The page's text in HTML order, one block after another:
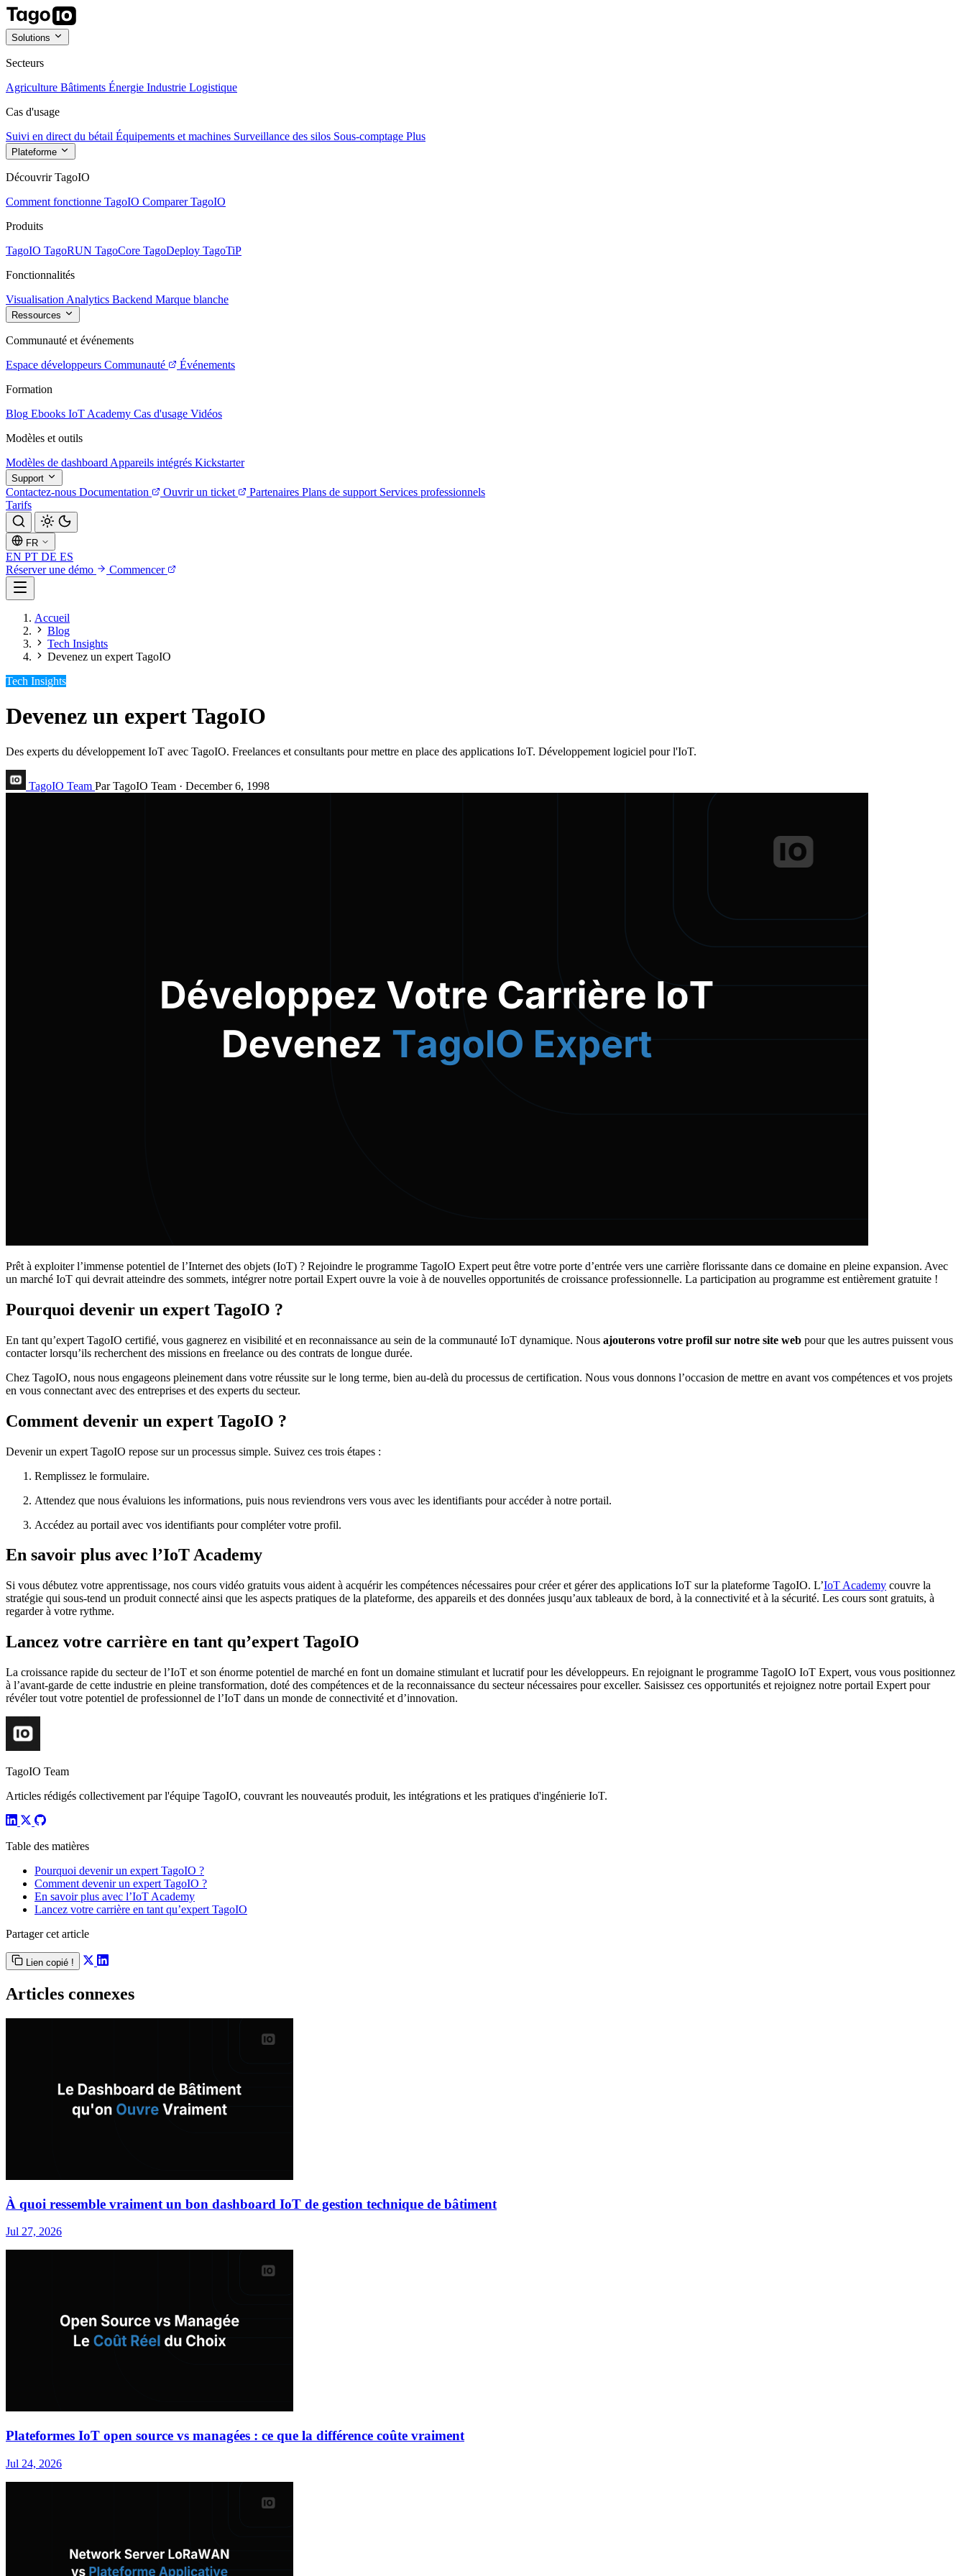
Solutions
Secteurs
Agriculture Bâtiments Énergie Industrie Logistique
Cas d'usage
Suivi en direct du bétail Équipements et machines Surveillance des silos Sous-comptage Plus
Plateforme
Découvrir TagoIO
Comment fonctionne TagoIO Comparer TagoIO
Produits
TagoIO TagoRUN TagoCore TagoDeploy TagoTiP
Fonctionnalités
Visualisation Analytics Backend Marque blanche
Ressources
Communauté et événements
Espace développeurs Communauté
Événements
Formation
Blog Ebooks IoT Academy Cas d'usage Vidéos
Modèles et outils
Modèles de dashboard Appareils intégrés Kickstarter
Support
Contactez-nous Documentation Ouvrir un ticket Partenaires Plans de support Services professionnels
Tarifs
FR
EN PT DE ES
Réserver une démo
Commencer
Accueil
Blog
Tech Insights
Devenez un expert TagoIO
Tech Insights
Devenez un expert TagoIO
Des experts du développement IoT avec TagoIO. Freelances et consultants pour mettre en place des applications IoT. Développement logiciel pour l'IoT.
TagoIO Team Par TagoIO Team · December 6, 1998
Prêt à exploiter l’immense potentiel de l’Internet des objets (IoT) ? Rejoindre le programme TagoIO Expert peut être votre porte d’entrée vers une carrière florissante dans ce domaine en pleine expansion. Avec
un marché IoT qui devrait atteindre des sommets, intégrer notre portail Expert ouvre la voie à de nouvelles opportunités de croissance professionnelle. La participation au programme est entièrement gratuite !
Pourquoi devenir un expert TagoIO ?
En tant qu’expert TagoIO certifié, vous gagnerez en visibilité et en reconnaissance au sein de la communauté IoT dynamique. Nous ajouterons votre profil sur notre site web pour que les autres puissent vous
contacter lorsqu’ils recherchent des missions en freelance ou des contrats de longue durée.
Chez TagoIO, nous nous engageons pleinement dans votre réussite sur le long terme, bien au-delà du processus de certification. Nous vous donnons l’occasion de mettre en avant vos compétences et vos projets
en vous connectant avec des entreprises et des experts du secteur.
Comment devenir un expert TagoIO ?
Devenir un expert TagoIO repose sur un processus simple. Suivez ces trois étapes :
Remplissez le formulaire.
Attendez que nous évaluions les informations, puis nous reviendrons vers vous avec les identifiants pour accéder à notre portail.
Accédez au portail avec vos identifiants pour compléter votre profil.
En savoir plus avec l’IoT Academy
Si vous débutez votre apprentissage, nos cours vidéo gratuits vous aident à acquérir les compétences nécessaires pour créer et gérer des applications IoT sur la plateforme TagoIO. L’IoT Academy couvre la
stratégie qui sous-tend un produit connecté ainsi que les aspects pratiques de la plateforme, des appareils et des données jusqu’aux tableaux de bord, à la connectivité et à la sécurité. Les cours sont gratuits, à
regarder à votre rythme.
Lancez votre carrière en tant qu’expert TagoIO
La croissance rapide du secteur de l’IoT et son énorme potentiel de marché en font un domaine stimulant et lucratif pour les développeurs. En rejoignant le programme TagoIO IoT Expert, vous vous positionnez
à l’avant-garde de cette industrie en pleine transformation, doté des compétences et de la reconnaissance du secteur nécessaires pour exceller. Saisissez ces opportunités et rejoignez notre portail Expert pour
révéler tout votre potentiel de professionnel de l’IoT dans un monde de connectivité et d’innovation.
TagoIO Team
Articles rédigés collectivement par l'équipe TagoIO, couvrant les nouveautés produit, les intégrations et les pratiques d'ingénierie IoT.
Table des matières
Pourquoi devenir un expert TagoIO ?
Comment devenir un expert TagoIO ?
En savoir plus avec l’IoT Academy
Lancez votre carrière en tant qu’expert TagoIO
Partager cet article
Lien copié !
Articles connexes
À quoi ressemble vraiment un bon dashboard IoT de gestion technique de bâtiment
Jul 27, 2026
Plateformes IoT open source vs managées : ce que la différence coûte vraiment
Jul 24, 2026